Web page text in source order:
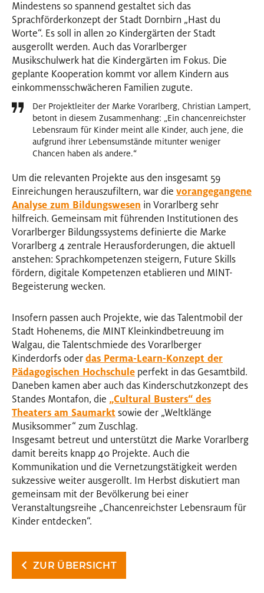
Mindestens so spannend gestaltet sich das
Sprachförderkonzept der Stadt Dornbirn „Hast du
Worte“. Es soll in allen 20 Kindergärten der Stadt
ausgerollt werden. Auch das Vorarlberger
Musikschulwerk hat die Kindergärten im Fokus. Die
geplante Kooperation kommt vor allem Kindern aus
einkommensschwächeren Familien zugute.
Der Projektleiter der Marke Vorarlberg, Christian Lampert,
betont in diesem Zusammenhang: „Ein chancenreichster
Lebensraum für Kinder meint alle Kinder, auch jene, die
aufgrund ihrer Lebensumstände mitunter weniger
Chancen haben als andere.“
Um die relevanten Projekte aus den insgesamt 59
Einreichungen herauszufiltern, war die vorangegangene
Analyse zum Bildungswesen in Vorarlberg sehr
hilfreich. Gemeinsam mit führenden Institutionen des
Vorarlberger Bildungssystems definierte die Marke
Vorarlberg 4 zentrale Herausforderungen, die aktuell
anstehen: Sprachkompetenzen steigern, Future Skills
fördern, digitale Kompetenzen etablieren und MINT-
Begeisterung wecken.
Insofern passen auch Projekte, wie das Talentmobil der
Stadt Hohenems, die MINT Kleinkindbetreuung im
Walgau, die Talentschmiede des Vorarlberger
Kinderdorfs oderdas Perma-Learn-Konzept der
Pädagogischen Hochschule perfekt in das Gesamtbild.
Daneben kamen aber auch das Kinderschutzkonzept des
Standes Montafon, die „Cultural Busters“ des
Theaters am Saumarktsowie der „Weltklänge
Musiksommer“ zum Zuschlag.
Insgesamt betreut und unterstützt die Marke Vorarlberg
damit bereits knapp 40 Projekte. Auch die
Kommunikation und die Vernetzungstätigkeit werden
sukzessive weiter ausgerollt. Im Herbst diskutiert man
gemeinsam mit der Bevölkerung bei einer
Veranstaltungsreihe „Chancenreichster Lebensraum für
Kinder entdecken“.
ZUR ÜBERSICHT